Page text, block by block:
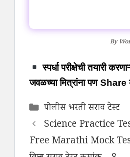
By
स्पर्धा परीक्षेची तयारी
जवळच्या मित्रांना पण Share
Categories
पोलीस भरती सराव टेस्ट
Science Practice
Free Marathi Mock